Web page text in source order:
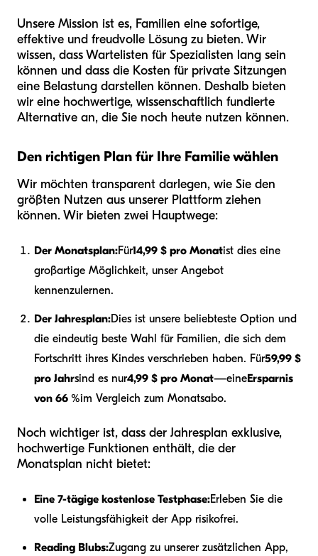
Unsere Mission ist es, Familien eine sofortige,
effektive und freudvolle Lösung zu bieten. Wir
wissen, dass Wartelisten für Spezialisten lang sein
können und dass die Kosten für private Sitzungen
eine Belastung darstellen können. Deshalb bieten
wir eine hochwertige, wissenschaftlich fundierte
Alternative an, die Sie noch heute nutzen können.
Den richtigen Plan für Ihre Familie wählen
Wir möchten transparent darlegen, wie Sie den
größten Nutzen aus unserer Plattform ziehen
können. Wir bieten zwei Hauptwege:
Der Monatsplan:Für14,99 $ pro Monatist dies eine
großartige Möglichkeit, unser Angebot
kennenzulernen.
Der Jahresplan:Dies ist unsere beliebteste Option und
die eindeutig beste Wahl für Familien, die sich dem
Fortschritt ihres Kindes verschrieben haben. Für59,99 $
pro Jahrsind es nur4,99 $ pro Monat—eineErsparnis
von 66 %im Vergleich zum Monatsabo.
Noch wichtiger ist, dass der Jahresplan exklusive,
hochwertige Funktionen enthält, die der
Monatsplan nicht bietet:
Eine 7-tägige kostenlose Testphase:Erleben Sie die
volle Leistungsfähigkeit der App risikofrei.
Reading Blubs:Zugang zu unserer zusätzlichen App,